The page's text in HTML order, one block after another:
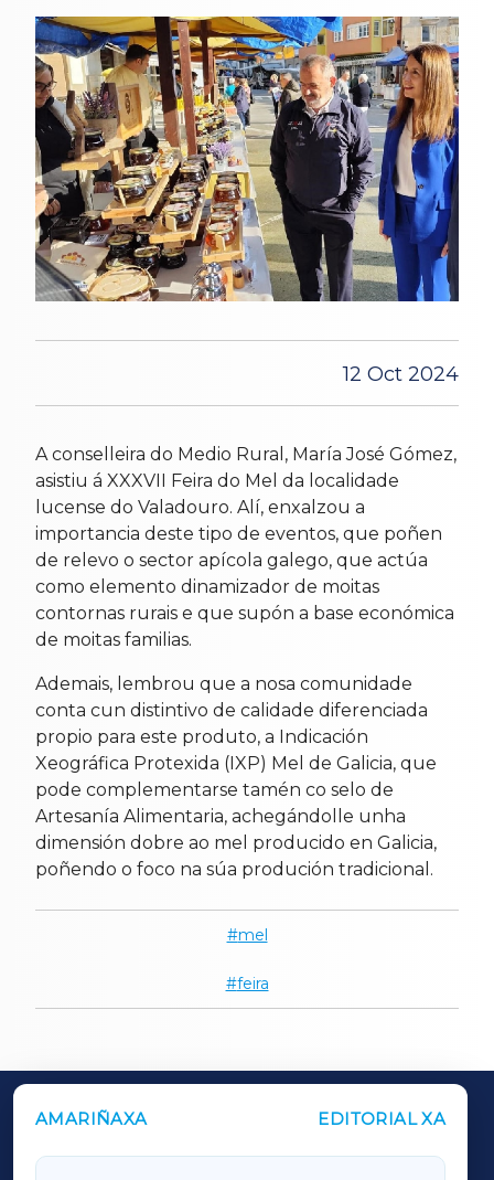
12 Oct 2024
A conselleira do Medio Rural, María José Gómez,
asistiu á XXXVII Feira do Mel da localidade
lucense do Valadouro. Alí, enxalzou a
importancia deste tipo de eventos, que poñen
de relevo o sector apícola galego, que actúa
como elemento dinamizador de moitas
contornas rurais e que supón a base económica
de moitas familias.
Ademais, lembrou que a nosa comunidade
conta cun distintivo de calidade diferenciada
propio para este produto, a Indicación
Xeográfica Protexida (IXP) Mel de Galicia, que
pode complementarse tamén co selo de
Artesanía Alimentaria, achegándolle unha
dimensión dobre ao mel producido en Galicia,
poñendo o foco na súa produción tradicional.
mel
feira
AMARIÑAXA EDITORIAL XA
OUTROS PERIÓDICOS